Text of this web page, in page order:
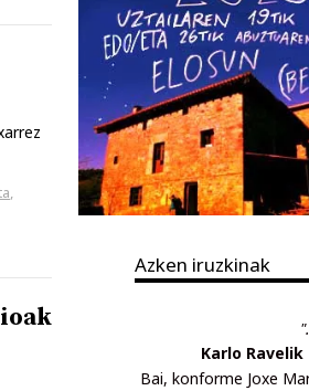
,
Azken iruzkinak
Karlo Ravelik
Bai, konforme Joxe